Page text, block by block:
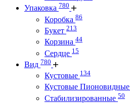
Упаковка 780
Коробка 86
Букет 213
Корзина 44
Сердце 15
Вид 780
Кустовые 134
Кустовые Пионовидные
Стабилизированные 50